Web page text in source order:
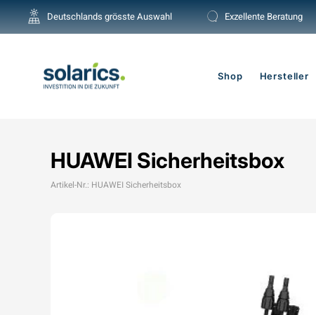
Direkt
zum
Deutschlands grösste Auswahl Exzellente Beratung
Shop Hersteller
HUAWEI Sicherheitsbox
Artikel-Nr.: HUAWEI Sicherheitsbox